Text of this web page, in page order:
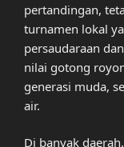
pertandingan,
turnamen lokal
persaudaraan
nilai gotong
generasi muda,
air.
Di banyak